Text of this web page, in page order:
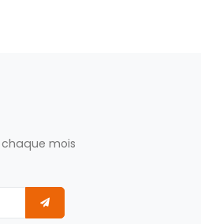
mois